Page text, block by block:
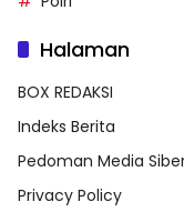
Halaman
BOX REDAKSI
Indeks Berita
Pedoman Media
Privacy Policy